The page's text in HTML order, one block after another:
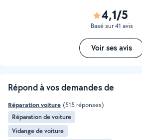
4,1/5
Basé sur 41 avis
Voir ses avis
Répond à vos demandes de
Réparation voiture (515 réponses)
Réparation de voiture
Vidange de voiture